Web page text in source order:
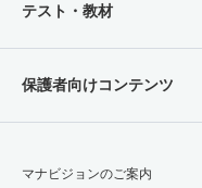
テスト・教材
保護者向けコンテンツ
マナビジョンのご案内